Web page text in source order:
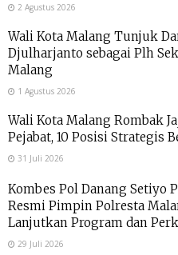
2 Agustus 2026
Wali Kota Malang Tunjuk
Djulharjanto sebagai Plh
Malang
1 Agustus 2026
Wali Kota Malang Rombak
Pejabat, 10 Posisi Strategis
31 Juli 2026
Kombes Pol Danang Setiyo
Resmi Pimpin Polresta
Lanjutkan Program dan
29 Juli 2026